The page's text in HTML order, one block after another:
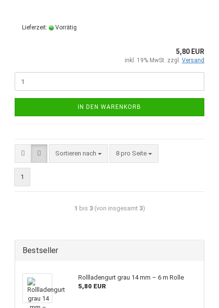
Lieferzeit: Vorrätig
5,80 EUR
inkl. 19% MwSt. zzgl. Versand
IN DEN WARENKORB
Sortieren nach 8 pro Seite
1
1 bis 3(von insgesamt 3)
Bestseller
Rollladengurt grau 14 mm – 6 m Rolle
5,80 EUR